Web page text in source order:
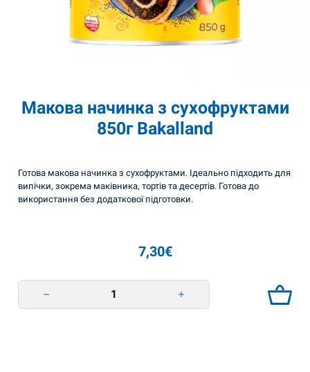
Макова начинка з сухофруктами
850г Bakalland
Готова макова начинка з сухофруктами. Ідеально підходить для
випічки, зокрема маківника, тортів та десертів. Готова до
використання без додаткової підготовки.
7,30€